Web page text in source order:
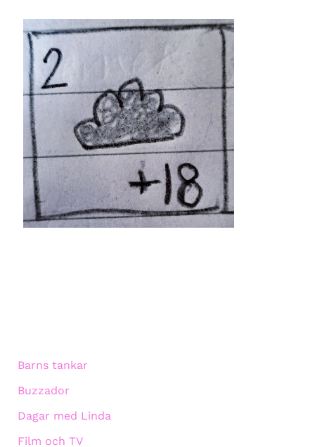
Barns tankar
Buzzador
Dagar med Linda
Film och TV